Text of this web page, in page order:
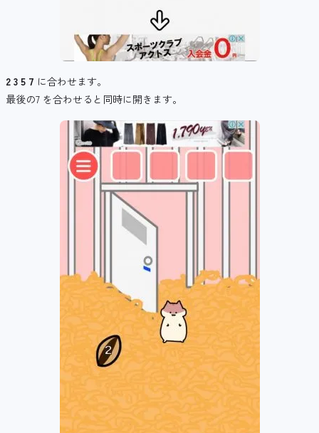
2 3 5 7 に合わせます。
最後の7 を合わせると同時に開きます。